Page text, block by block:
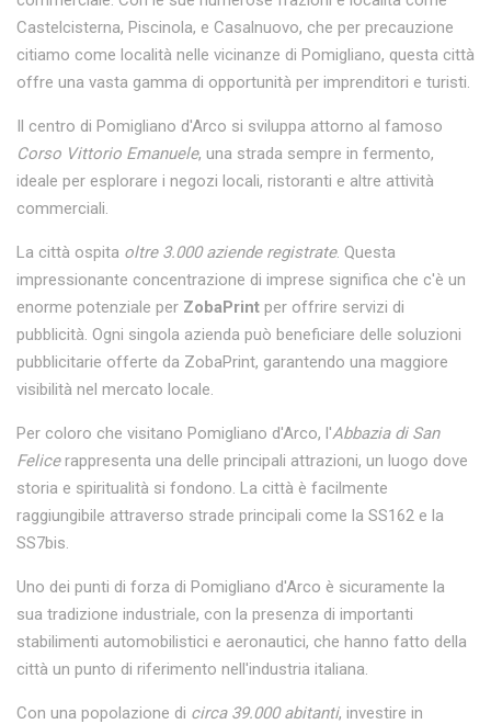
Castelcisterna, Piscinola, e Casalnuovo, che per precauzione
citiamo come località nelle vicinanze di Pomigliano, questa città
offre una vasta gamma di opportunità per imprenditori e turisti.
Il centro di Pomigliano d'Arco si sviluppa attorno al famoso
Corso Vittorio Emanuele, una strada sempre in fermento,
ideale per esplorare i negozi locali, ristoranti e altre attività
commerciali.
La città ospita oltre 3.000 aziende registrate. Questa
impressionante concentrazione di imprese significa che c'è un
enorme potenziale per ZobaPrint per offrire servizi di
pubblicità. Ogni singola azienda può beneficiare delle soluzioni
pubblicitarie offerte da ZobaPrint, garantendo una maggiore
visibilità nel mercato locale.
Per coloro che visitano Pomigliano d'Arco, l'Abbazia di San
Felicerappresenta una delle principali attrazioni, un luogo dove
storia e spiritualità si fondono. La città è facilmente
raggiungibile attraverso strade principali come la SS162 e la
SS7bis.
Uno dei punti di forza di Pomigliano d'Arco è sicuramente la
sua tradizione industriale, con la presenza di importanti
stabilimenti automobilistici e aeronautici, che hanno fatto della
città un punto di riferimento nell'industria italiana.
Con una popolazione di circa 39.000 abitanti, investire in